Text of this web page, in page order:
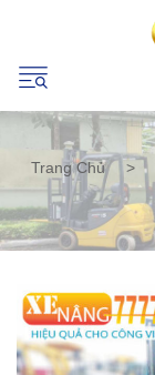
Trang Chủ >